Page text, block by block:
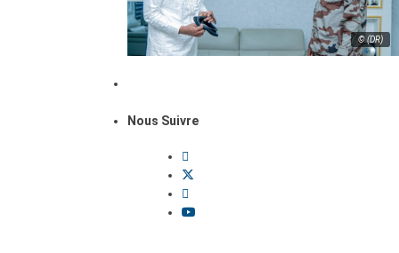
© (DR)
Nous Suivre